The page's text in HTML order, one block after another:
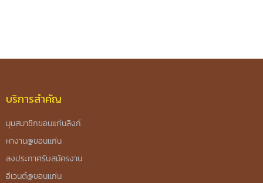
บริการสำคัญ
มุมสมาชิกขอนแก่นลิงก์
หางาน@ขอนแก่น
ลงประกาศรับสมัครงาน
อีเวนต์@ขอนแก่น